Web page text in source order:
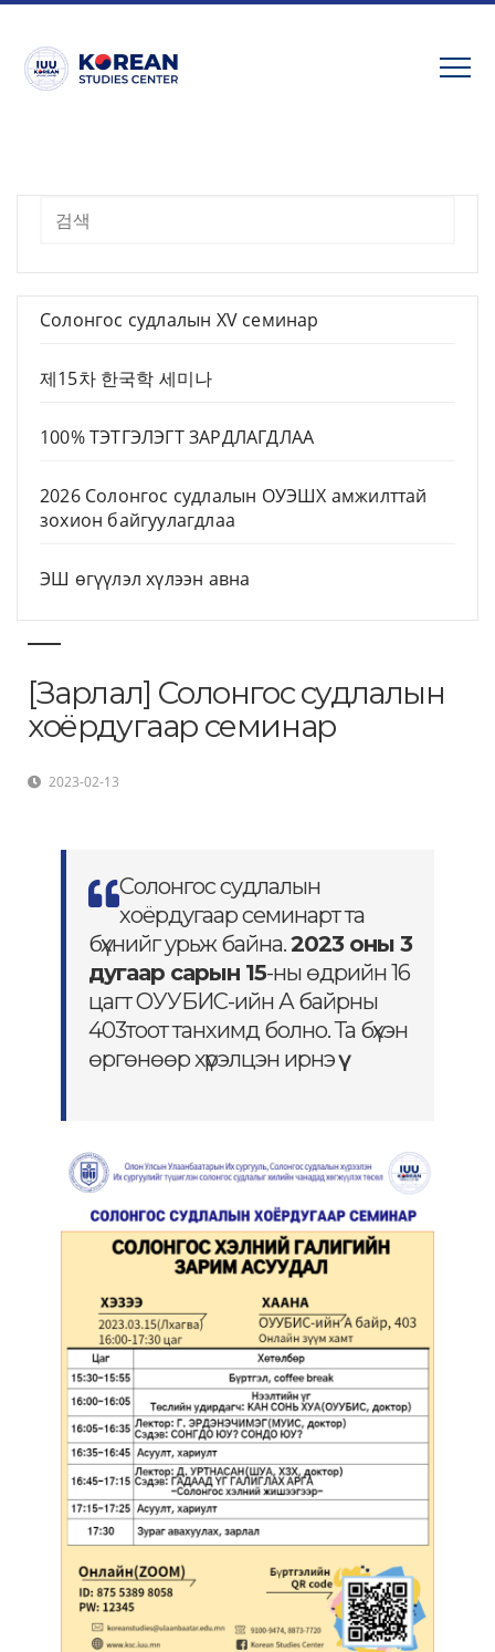
Skip
content
Хайх
Солонгос судлалын XV семинар
제15차 한국학 세미나
100% ТЭТГЭЛЭГТ ЗАРДЛАГДЛАА
2026 Солонгос судлалын ОУЭШХ амжилттай
зохион байгуулагдлаа
ЭШ өгүүлэл хүлээн авна
[Зарлал] Солонгос судлалын
хоёрдугаар семинар
2023-02-13
Солонгос судлалын
хоёрдугаар семинарт та
бүхнийг урьж байна.2023 оны 3
дугаар сарын 15-ны өдрийн 16
цагт ОУУБИС-ийн А байрны
403тоот танхимд болно. Та бүхэн
өргөнөөр хүрэлцэн ирнэ үү